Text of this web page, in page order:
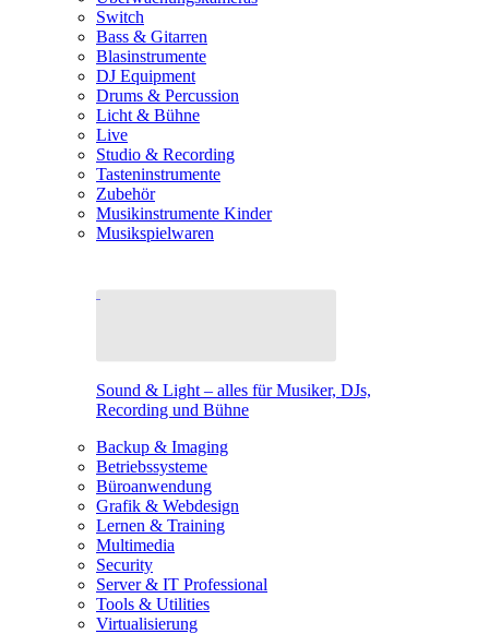
Switch
Bass & Gitarren
Blasinstrumente
DJ Equipment
Drums & Percussion
Licht & Bühne
Live
Studio & Recording
Tasteninstrumente
Zubehör
Musikinstrumente Kinder
Musikspielwaren
Sound & Light – alles für Musiker, DJs,
Recording und Bühne
Backup & Imaging
Betriebssysteme
Büroanwendung
Grafik & Webdesign
Lernen & Training
Multimedia
Security
Server & IT Professional
Tools & Utilities
Virtualisierung